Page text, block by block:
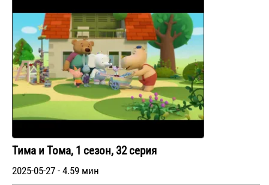
Тима и Тома, 1 сезон, 32 серия
2025-05-27 - 4.59 мин